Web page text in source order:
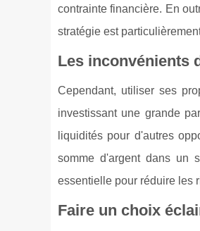
contrainte financière. En
stratégie est
Les inconvénients
Cependant, utiliser ses
investissant une grande
liquidités pour d'autres
somme d'argent dans un
essentielle pour réduire les
Faire un choix